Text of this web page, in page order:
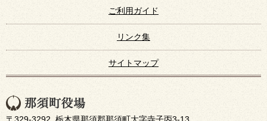
ご利用ガイド
リンク集
サイトマップ
〒329-3292 栃木県那須郡那須町大字寺子丙3-13